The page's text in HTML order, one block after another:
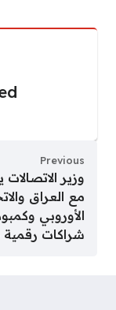
Previous
وزير
مع العراق
الأوروبي
شراكات رقمية